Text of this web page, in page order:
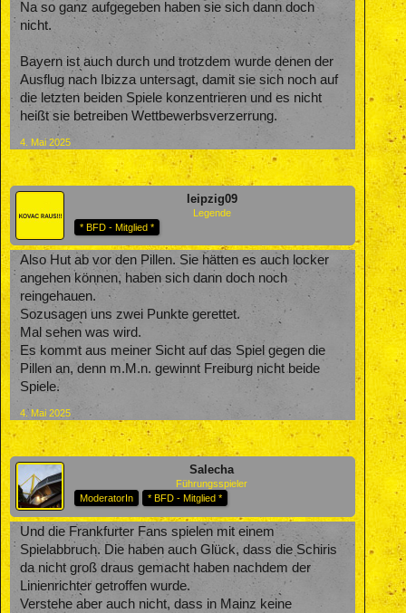
Na so ganz aufgegeben haben sie sich dann doch
nicht.
Bayern ist auch durch und trotzdem wurde denen der
Ausflug nach Ibizza untersagt, damit sie sich noch auf
die letzten beiden Spiele konzentrieren und es nicht
heißt sie betreiben Wettbewerbsverzerrung.
4. Mai 2025
leipzig09
Legende
* BFD - Mitglied *
Also Hut ab vor den Pillen. Sie hätten es auch locker
angehen können, haben sich dann doch noch
reingehauen.
Sozusagen uns zwei Punkte gerettet.
Mal sehen was wird.
Es kommt aus meiner Sicht auf das Spiel gegen die
Pillen an, denn m.M.n. gewinnt Freiburg nicht beide
Spiele.
4. Mai 2025
Salecha
Führungsspieler
ModeratorIn
* BFD - Mitglied *
Und die Frankfurter Fans spielen mit einem
Spielabbruch. Die haben auch Glück, dass die Schiris
da nicht groß draus gemacht haben nachdem der
Linienrichter getroffen wurde.
Verstehe aber auch nicht, dass in Mainz keine